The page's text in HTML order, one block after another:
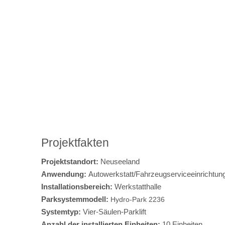
Projektfakten
Projektstandort: Neuseeland
Anwendung: Autowerkstatt/
Installationsbereich: Werkstatthalle
Parksystemmodell: Hydro-Park 2236
Systemtyp: Vier-Säulen-Parklift